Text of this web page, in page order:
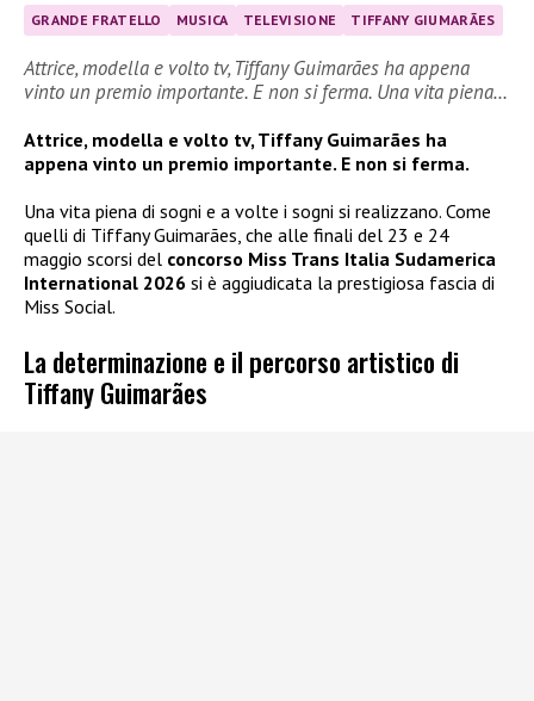
GRANDE FRATELLO MUSICA TELEVISIONE TIFFANY GIUMARÃES
Attrice, modella e volto tv, Tiffany Guimarães ha appena
vinto un premio importante. E non si ferma. Una vita piena…
Attrice, modella e volto tv, Tiffany Guimarães ha
appena vinto un premio importante. E non si ferma.
Una vita piena di sogni e a volte i sogni si realizzano. Come
quelli di Tiffany Guimarães, che alle finali del 23 e 24
maggio scorsi del concorso Miss Trans Italia Sudamerica
International 2026 si è aggiudicata la prestigiosa fascia di
Miss Social.
La determinazione e il percorso artistico di
Tiffany Guimarães